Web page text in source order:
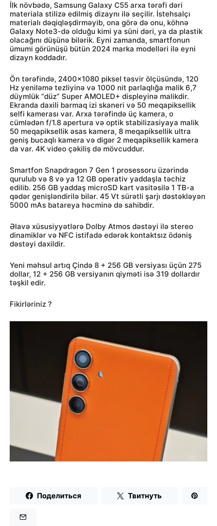
İlk növbədə, Samsung Galaxy C55 arxa tərəfi dəri
materiala stilizə edilmiş dizaynı ilə seçilir. İstehsalçı
materialı dəqiqləşdirməyib, ona görə də onu, köhnə
Galaxy Note3-də olduğu kimi ya süni dəri, ya da plastik
olacağını düşünə bilərik. Eyni zamanda, smartfonun
ümumi görünüşü bütün 2024 marka modelləri ilə eyni
dizayn koddadır.
Ön tərəfində, 2400×1080 piksel təsvir ölçüsündə, 120
Hz yeniləmə tezliyinə və 1000 nit parlaqlığa malik 6,7
düymlük “düz” Super AMOLED+ displeyinə malikdir.
Ekranda daxili barmaq izi skaneri və 50 meqapiksellik
selfi kamerası var. Arxa tərəfində üç kamera, o
cümlədən f/1.8 apertura və optik stabilizasiyaya malik
50 meqapiksellik əsas kamera, 8 meqapiksellik ultra
geniş bucaqlı kamera və digər 2 meqapiksellik kamera
da var. 4K video çəkiliş də mövcuddur.
Smartfon Snapdragon 7 Gen 1 prosessoru üzərində
qurulub və 8 və ya 12 GB operativ yaddaşla təchiz
edilib. 256 GB yaddaş microSD kart vasitəsilə 1 TB-a
qədər genişləndirilə bilər. 45 Vt sürətli şarjı dəstəkləyən
5000 mAs batareya həcminə də sahibdir.
Əlavə xüsusiyyətlərə Dolby Atmos dəstəyi ilə stereo
dinamiklər və NFC istifadə edərək kontaktsız ödəniş
dəstəyi daxildir.
Yeni məhsul artıq Çində 8 + 256 GB versiyası üçün 275
dollar, 12 + 256 GB versiyanın qiyməti isə 319 dollardır
təşkil edir.
Fikirləriniz ?
Поделиться Твитнуть